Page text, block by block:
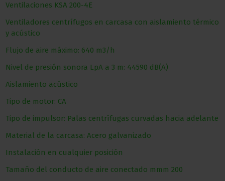
Ventilaciones KSA 200-4E
Ventiladores centrífugos en carcasa con aislamiento térmico
y acústico
Flujo de aire máximo: 640 m3/h
Nivel de presión sonora LpA a 3 m: 44590 dB(A)
Aislamiento acústico
Tipo de motor: CA
Tipo de impulsor: Palas centrífugas curvadas hacia adelante
Material de la carcasa: Acero galvanizado
Instalación en cualquier posición
Tamaño del conducto de aire conectado mmm 200